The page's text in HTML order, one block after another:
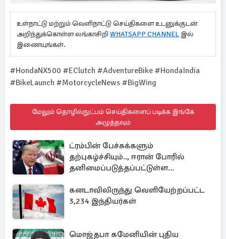
உள்நாட்டு மற்றும் வெளிநாட்டு செய்திகளை உடனுக்குடன்
அறிந்துக்கொள்ள லங்காசிறி WHATSAPP CHANNEL இல்
இணையுங்கள்.
#HondaNX500 #EClutch #AdventureBike #HondaIndia
#BikeLaunch #MotorcycleNews #BigWing
மேலும் தொழில்நுட்பம் செய்திகளைப் படிக்க இங்கே
அழுத்தவும்
ட்ரம்பின் பேச்சுக்களும்
தற்புகழ்ச்சியும்.., ஈரான் போரில்
தனிமைப்படுத்தப்பட்டுள்ள
கனடாவிலிருந்து வெளியேற்றப்பட்ட
3,234 இந்தியர்கள்
மொஜ்தபா கமேனியின் புதிய